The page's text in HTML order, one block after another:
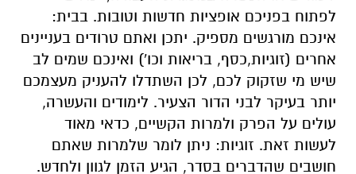
לפתוח בפניכם אופציות חדשות וטובות. בבית:
אינכם מורגשים מספיק. יתכן ואתם טרודים בעניינים
אחרים (זוגיות,כסף, בריאות וכו') ואינכם שמים לב
שיש מי שזקוק לכם, לכן השתדלו להעניק מעצמכם
יותר בעיקר לבני הדור הצעיר. לימודים והעשרה,
עולים על הפרק ולמרות הקשיים, כדאי מאוד
לעשות זאת. זוגיות: ניתן לומר שלמרות שאתם
חושבים שהדברים בסדר, הגיע הזמן לגוון ולחדש.